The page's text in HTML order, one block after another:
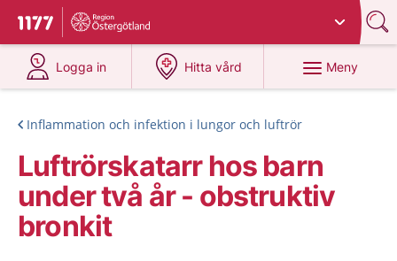
Till startsidan för 1177
Du har valt region
Logga in
på 1177.se
Hitta vård
på 1177.se
Meny
Inflammation och infektion i lungor och luftrör
Luftrörskatarr hos barn
under två år - obstruktiv
bronkit